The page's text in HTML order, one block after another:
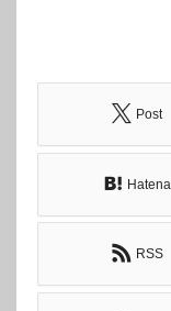
Post
Hatena
RSS